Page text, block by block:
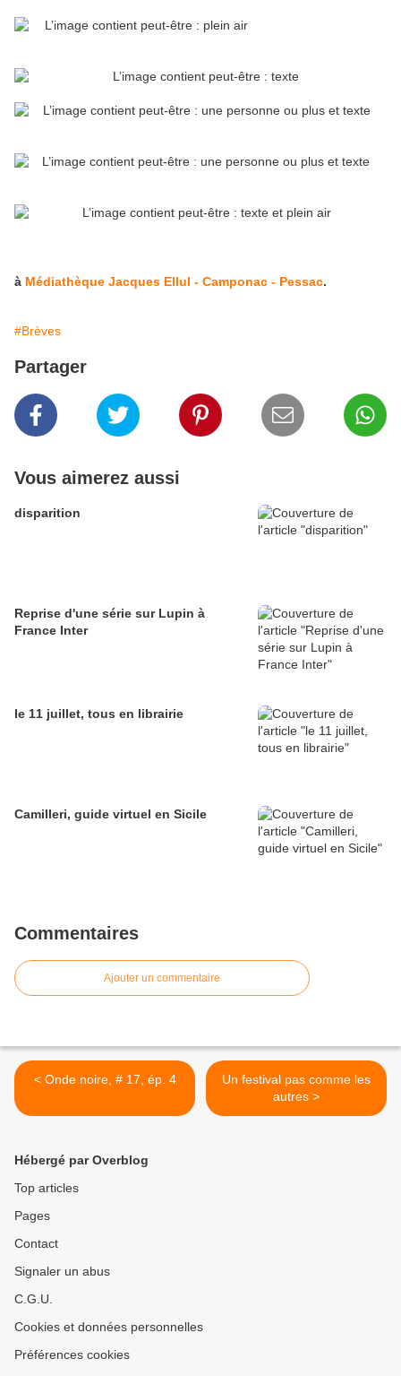
à Médiathèque Jacques Ellul - Camponac - Pessac.
#Brèves
Partager
Vous aimerez aussi
disparition
Reprise d'une série sur Lupin à
France Inter
le 11 juillet, tous en librairie
Camilleri, guide virtuel en Sicile
Commentaires
Ajouter un commentaire
< Onde noire, # 17, ép. 4
Un festival pas comme les
autres >
Hébergé par Overblog
Top articles
Pages
Contact
Signaler un abus
C.G.U.
Cookies et données personnelles
Préférences cookies